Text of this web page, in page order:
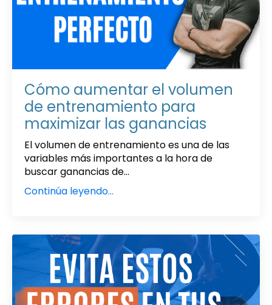
Cómo aumentar el volumen
de entrenamiento para
maximizar las ganancias
El volumen de entrenamiento es una de las
variables más importantes a la hora de
buscar ganancias de...
Continúa leyendo...